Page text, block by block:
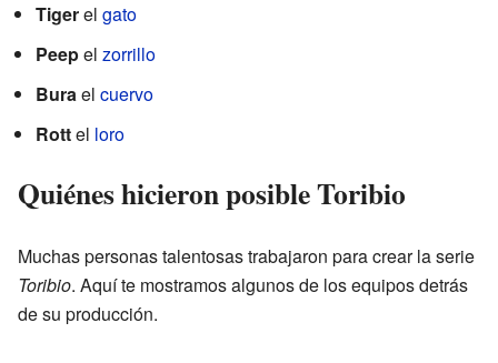
Tigerel gato
Peepel zorrillo
Burael cuervo
Rottel loro
Quiénes hicieron posible Toribio
Muchas personas talentosas trabajaron para crear la serie
Toribio. Aquí te mostramos algunos de los equipos detrás
de su producción.